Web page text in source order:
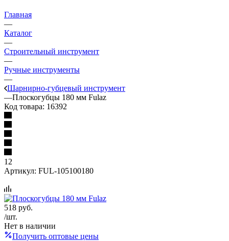
Главная
—
Каталог
—
Строительный инструмент
—
Ручные инструменты
—
Шарнирно-губцевый инструмент
—Плоскогубцы 180 мм Fulaz
Код товара: 16392
12
Артикул: FUL-105100180
518 руб.
/шт.
Нет в наличии
Получить оптовые цены